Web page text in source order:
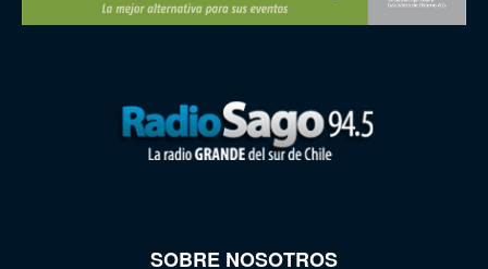
SOBRE NOSOTROS